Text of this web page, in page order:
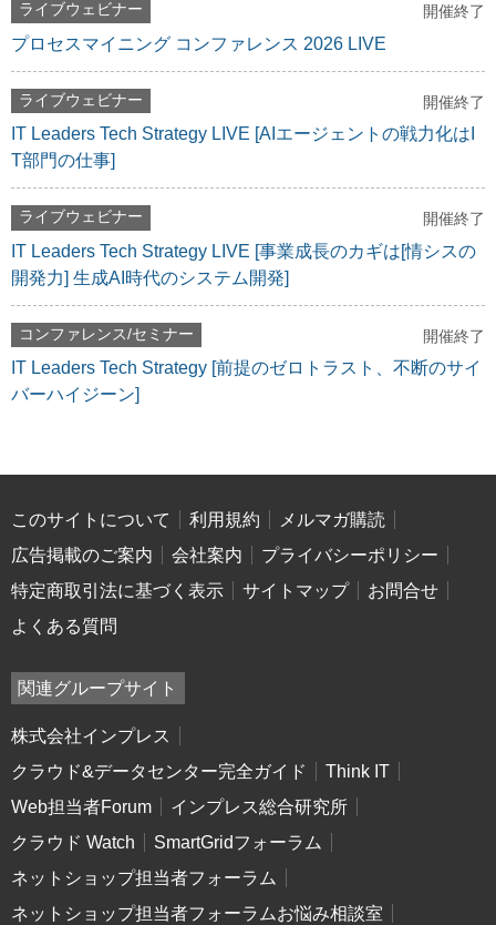
ライブウェビナー 開催終了
プロセスマイニング コンファレンス 2026 LIVE
ライブウェビナー 開催終了
IT Leaders Tech Strategy LIVE [AIエージェントの戦力化はI
T部門の仕事]
ライブウェビナー 開催終了
IT Leaders Tech Strategy LIVE [事業成長のカギは[情シスの
開発力] 生成AI時代のシステム開発]
コンファレンス/セミナー 開催終了
IT Leaders Tech Strategy [前提のゼロトラスト、不断のサイ
バーハイジーン]
このサイトについて 利用規約
メルマガ購読
広告掲載のご案内
会社案内
プライバシーポリシー
特定商取引法に基づく表示
サイトマップ
お問合せ
よくある質問
関連グループサイト
株式会社インプレス
クラウド&データセンター完全ガイド
Think IT
Web担当者Forum
インプレス総合研究所
クラウド Watch
SmartGridフォーラム
ネットショップ担当者フォーラム
ネットショップ担当者フォーラムお悩み相談室